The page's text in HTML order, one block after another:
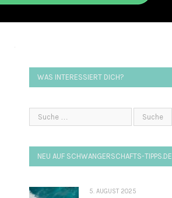
WAS INTERESSIERT DICH?
NEU AUF SCHWANGERSCHAFTS-TIPPS.DE
5. AUGUST 2025